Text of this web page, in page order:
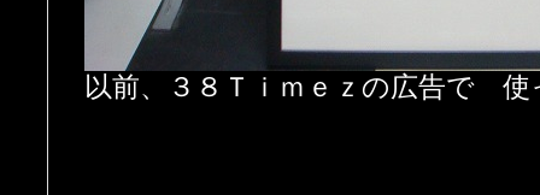
以前、３８Ｔｉｍｅｚの広告で 使